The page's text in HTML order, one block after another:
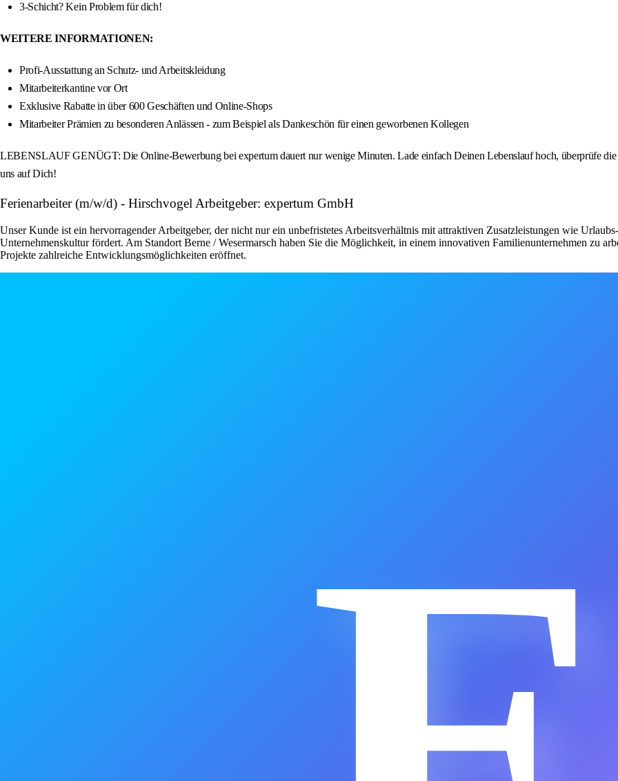
3-Schicht? Kein Problem für dich!
WEITERE INFORMATIONEN:
Profi-Ausstattung an Schutz- und Arbeitskleidung
Mitarbeiterkantine vor Ort
Exklusive Rabatte in über 600 Geschäften und Online-Shops
Mitarbeiter Prämien zu besonderen Anlässen - zum Beispiel als Dankeschön für einen geworbenen Kollegen
LEBENSLAUF GENÜGT: Die Online-Bewerbung bei expertum dauert nur wenige Minuten. Lade einfach Deinen Lebenslauf hoch, überprüfe
uns auf Dich!
Ferienarbeiter (m/w/d) - Hirschvogel Arbeitgeber: expertum GmbH
Unser Kunde ist ein hervorragender Arbeitgeber, der nicht nur ein unbefristetes Arbeitsverhältnis mit attraktiven Zusatzleistungen wie
Unternehmenskultur fördert. Am Standort Berne / Wesermarsch haben Sie die Möglichkeit, in einem innovativen Familienunternehmen zu
Projekte zahlreiche Entwicklungsmöglichkeiten eröffnet.